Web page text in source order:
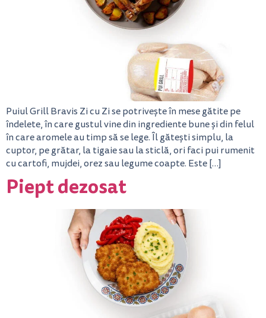
Puiul Grill Bravis Zi cu Zi se potrivește în mese gătite pe
îndelete, în care gustul vine din ingrediente bune și din felul
în care aromele au timp să se lege. Îl gătești simplu, la
cuptor, pe grătar, la tigaie sau la sticlă, ori faci pui rumenit
cu cartofi, mujdei, orez sau legume coapte. Este […]
Piept dezosat